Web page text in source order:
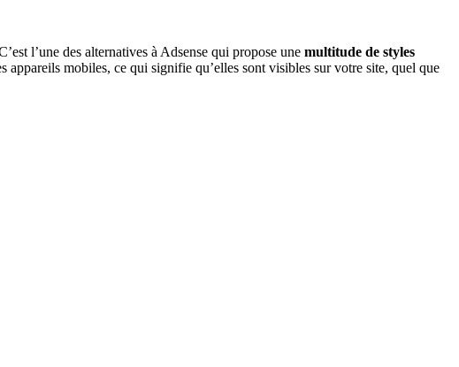
l’une des alternatives à Adsense qui propose une multitude de styles
appareils mobiles, ce qui signifie qu’elles sont visibles sur votre site, quel que